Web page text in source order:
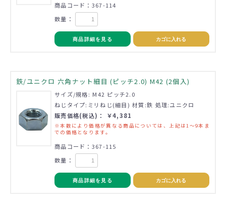
商品コード：367-114
数量：
商品詳細を見る カゴに入れる
鉄/ユニクロ 六角ナット細目 (ピッチ2.0) M42 (2個入)
サイズ/規格: M42 ピッチ2.0
ねじタイプ:ミリねじ(細目) 材質:鉄 処理:ユニクロ
販売価格(税込)： ￥4,381
※本数により価格が異なる商品については、上記は1～9本ま
での価格となります。
商品コード：367-115
数量：
商品詳細を見る カゴに入れる